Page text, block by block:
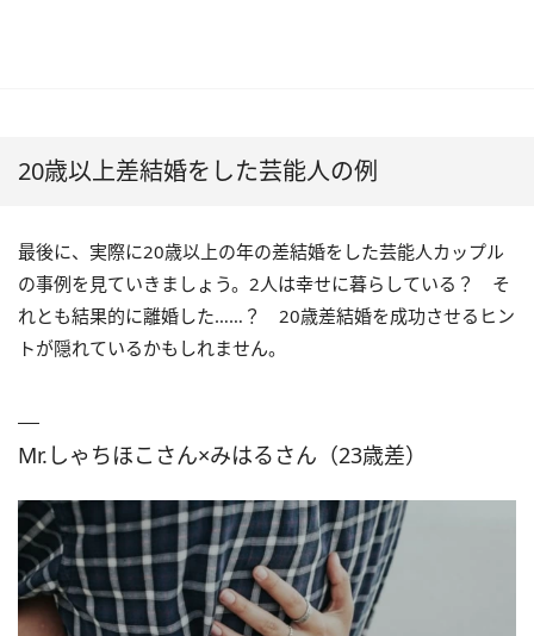
20歳以上差結婚をした芸能人の例
最後に、実際に20歳以上の年の差結婚をした芸能人カップル
の事例を見ていきましょう。2人は幸せに暮らしている？ そ
れとも結果的に離婚した……？ 20歳差結婚を成功させるヒン
トが隠れているかもしれません。
Mr.しゃちほこさん×みはるさん（23歳差）